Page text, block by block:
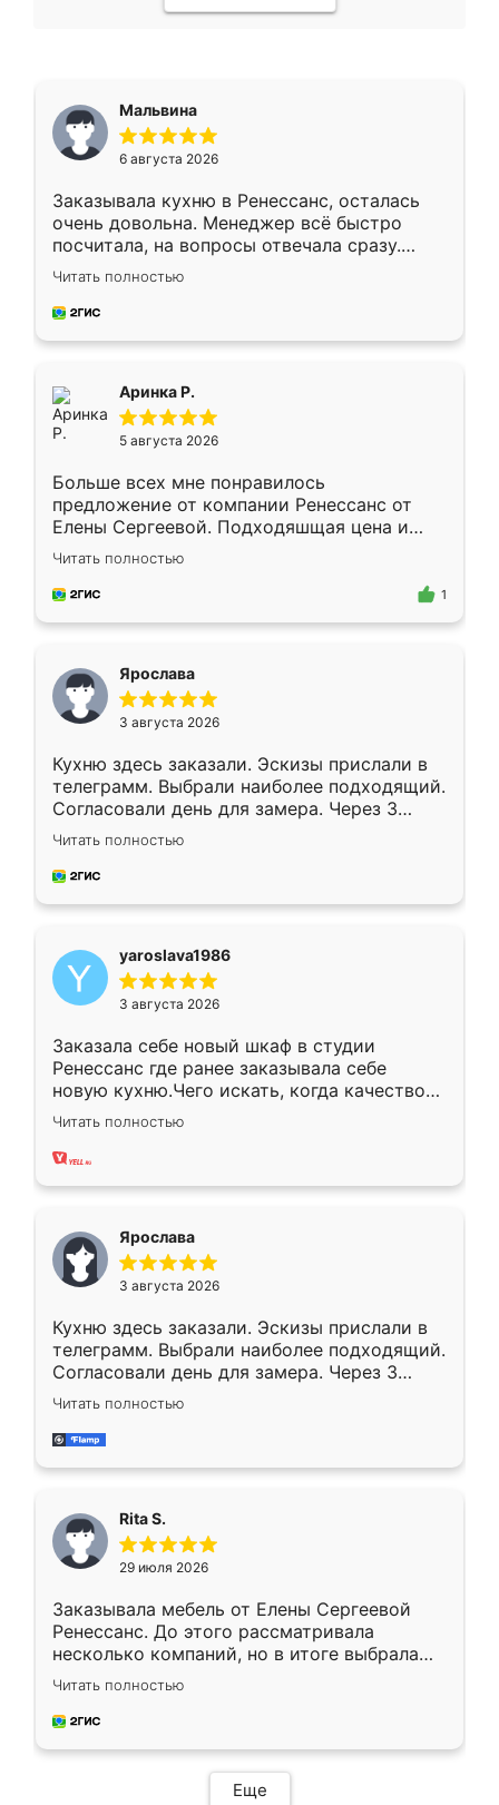
Мальвина
6 августа 2026
Заказывала кухню в Ренессанс, осталась
очень довольна. Менеджер всё быстро
посчитала, на вопросы отвечала сразу.
Замерщик приехал в субботу, подошёл к
делу со всей ответственностью. Собрали
за день, ребята работали аккуратно, даже
Читать полностью
Аринка Р.
5 августа 2026
Больше всех мне понравилось
предложение от компании Ренессанс от
Елены Сергеевой. Подходяшщая цена и
короткие сроки изготовления. Приехавший
для замера сотрудник Владислав
предложил по моему эскизу самый
Читать полностью
1
Ярослава
3 августа 2026
Кухню здесь заказали. Эскизы прислали в
телеграмм. Выбрали наиболее подходящий.
Согласовали день для замера. Через 3
недели кухня была уже готова. Остались
довольны работой. Спасибо Ренессанс
мебель за качественную работу!
Читать полностью
yaroslava1986
3 августа 2026
Заказала себе новый шкаф в студии
Ренессанс где ранее заказывала себе
новую кухню.Чего искать, когда качеством
вполне довольна. Служит кухня уже почти
два года, нареканий нет.
Читать полностью
Ярослава
3 августа 2026
Кухню здесь заказали. Эскизы прислали в
телеграмм. Выбрали наиболее подходящий.
Согласовали день для замера. Через 3
недели кухня была уже готова. Остались
довольны работой. Спасибо Ренессанс
мебель за качественную работу!
Читать полностью
Rita S.
29 июля 2026
Заказывала мебель от Елены Сергеевой
Ренессанс. До этого рассматривала
несколько компаний, но в итоге выбрала
эту. Сначала обговорили условия, потом
приехал замерщик, всё спокойно объяснил
и снял размеры. Изготовили в срок, с
мебель сразу встала на свое место без
Читать полностью
Еще